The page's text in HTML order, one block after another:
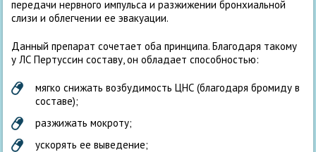
передачи нервного импульса и разжижении бронхиальной
слизи и облегчении ее эвакуации.
Данный препарат сочетает оба принципа. Благодаря такому
у ЛС Пертуссин составу, он обладает способностью:
мягко снижать возбудимость ЦНС (благодаря бромиду в
составе);
разжижать мокроту;
ускорять ее выведение;